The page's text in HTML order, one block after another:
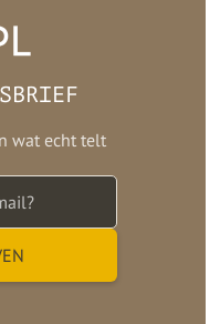
wat echt telt